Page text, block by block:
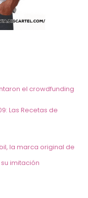
el crowdfunding
Las Recetas de
la marca original de
imitación